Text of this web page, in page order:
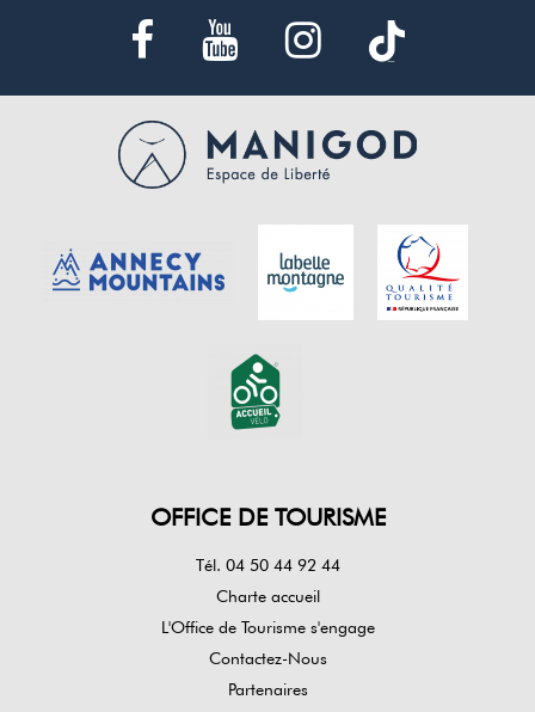
OFFICE DE TOURISME
Tél. 04 50 44 92 44
Charte accueil
L'Office de Tourisme s'engage
Contactez-Nous
Partenaires